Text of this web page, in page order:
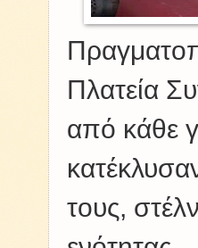
Πλατεία
από κάθε
τους,